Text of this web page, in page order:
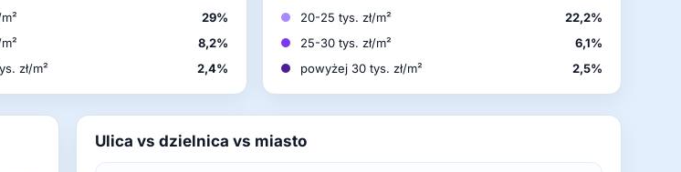
29%
8,2%
zł/m²
2,4%
20-25 tys. zł/m²
22,2%
25-30 tys. zł/m²
6,1%
powyżej 30 tys. zł/m²
2,5%
Ulica vs dzielnica vs miasto